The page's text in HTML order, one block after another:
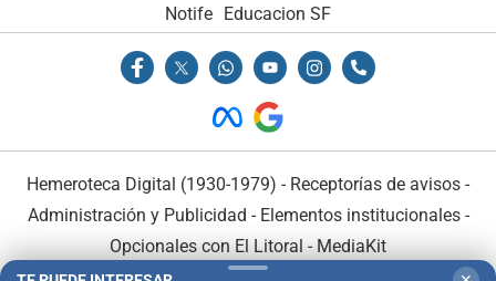
Notife Educacion SF
Hemeroteca Digital (1930-1979) - Receptorías de avisos -
Administración y Publicidad - Elementos institucionales-
Opcionales con El Litoral - MediaKit